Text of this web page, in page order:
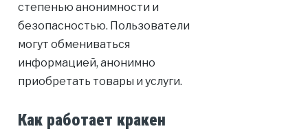
степенью анонимности и
безопасностью. Пользователи
могут обмениваться
информацией, анонимно
приобретать товары и услуги.
Как работает кракен